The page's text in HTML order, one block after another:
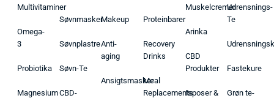
Multivitaminer
Omega-
3
Probiotika
Magnesium
Søvnmasker
Søvnplastre
Søvn-Te
CBD-
Makeup
Anti-
aging
Ansigtsmasker
Proteinbarer
Recovery
Drinks
Meal
Replacements
Muskelcremer
Arinka
CBD
Produkter
Isposer &
Udrensnings-
Te
Fastekure
Grøn te-